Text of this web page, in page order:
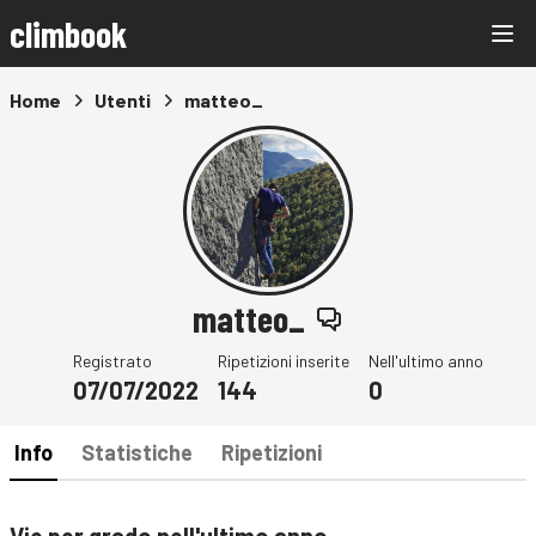
climbook
Home Utenti matteo_
matteo_
Registrato
07/07/2022
Ripetizioni inserite
144
Nell'ultimo anno
0
Info Statistiche Ripetizioni